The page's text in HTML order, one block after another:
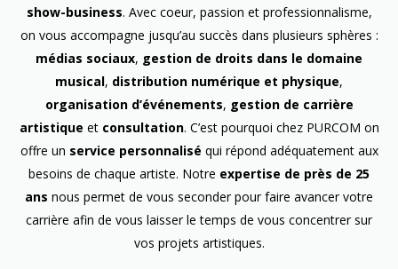
show-business. Avec coeur, passion et professionnalisme,
on vous accompagne jusqu’au succès dans plusieurs sphères :
médias sociaux, gestion de droits dans le domaine
musical, distribution numérique et physique,
organisation d’événements, gestion de carrière
artistique etconsultation. C’est pourquoi chez PURCOM on
offre un service personnalisé qui répond adéquatement aux
besoins de chaque artiste. Notre expertise de près de 25
ans nous permet de vous seconder pour faire avancer votre
carrière afin de vous laisser le temps de vous concentrer sur
vos projets artistiques.